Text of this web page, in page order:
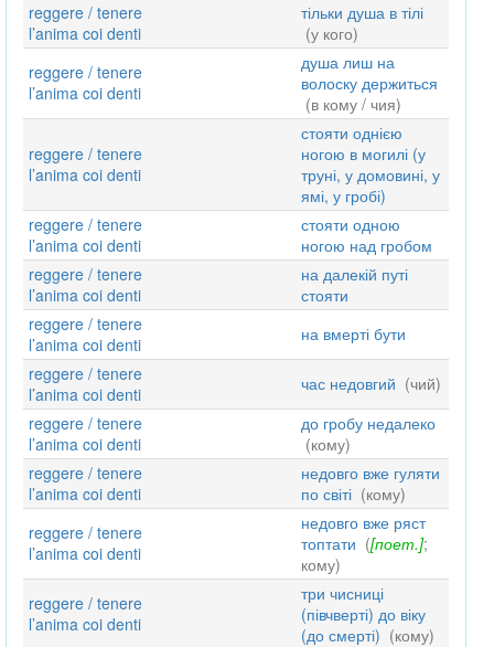
reggere / tenere
l’anima coi denti
тільки душа в тілі
(у кого)
reggere / tenere
l’anima coi denti
душа лиш на
волоску держиться
(в кому / чия)
reggere / tenere
l’anima coi denti
стояти однією
ногою в могилі (у
труні, у домовині, у
ямі, у гробі)
reggere / tenere
l’anima coi denti
стояти одною
ногою над гробом
reggere / tenere
l’anima coi denti
на далекій путі
стояти
reggere / tenere
l’anima coi denti
на вмерті бути
reggere / tenere
l’anima coi denti
час недовгий (чий)
reggere / tenere
l’anima coi denti
до гробу недалеко
(кому)
reggere / tenere
l’anima coi denti
недовго вже гуляти
по світі (кому)
reggere / tenere
l’anima coi denti
недовго вже ряст
топтати ([поет.];
кому)
reggere / tenere
l’anima coi denti
три чисниці
(півчверті) до віку
(до смерті) (кому)